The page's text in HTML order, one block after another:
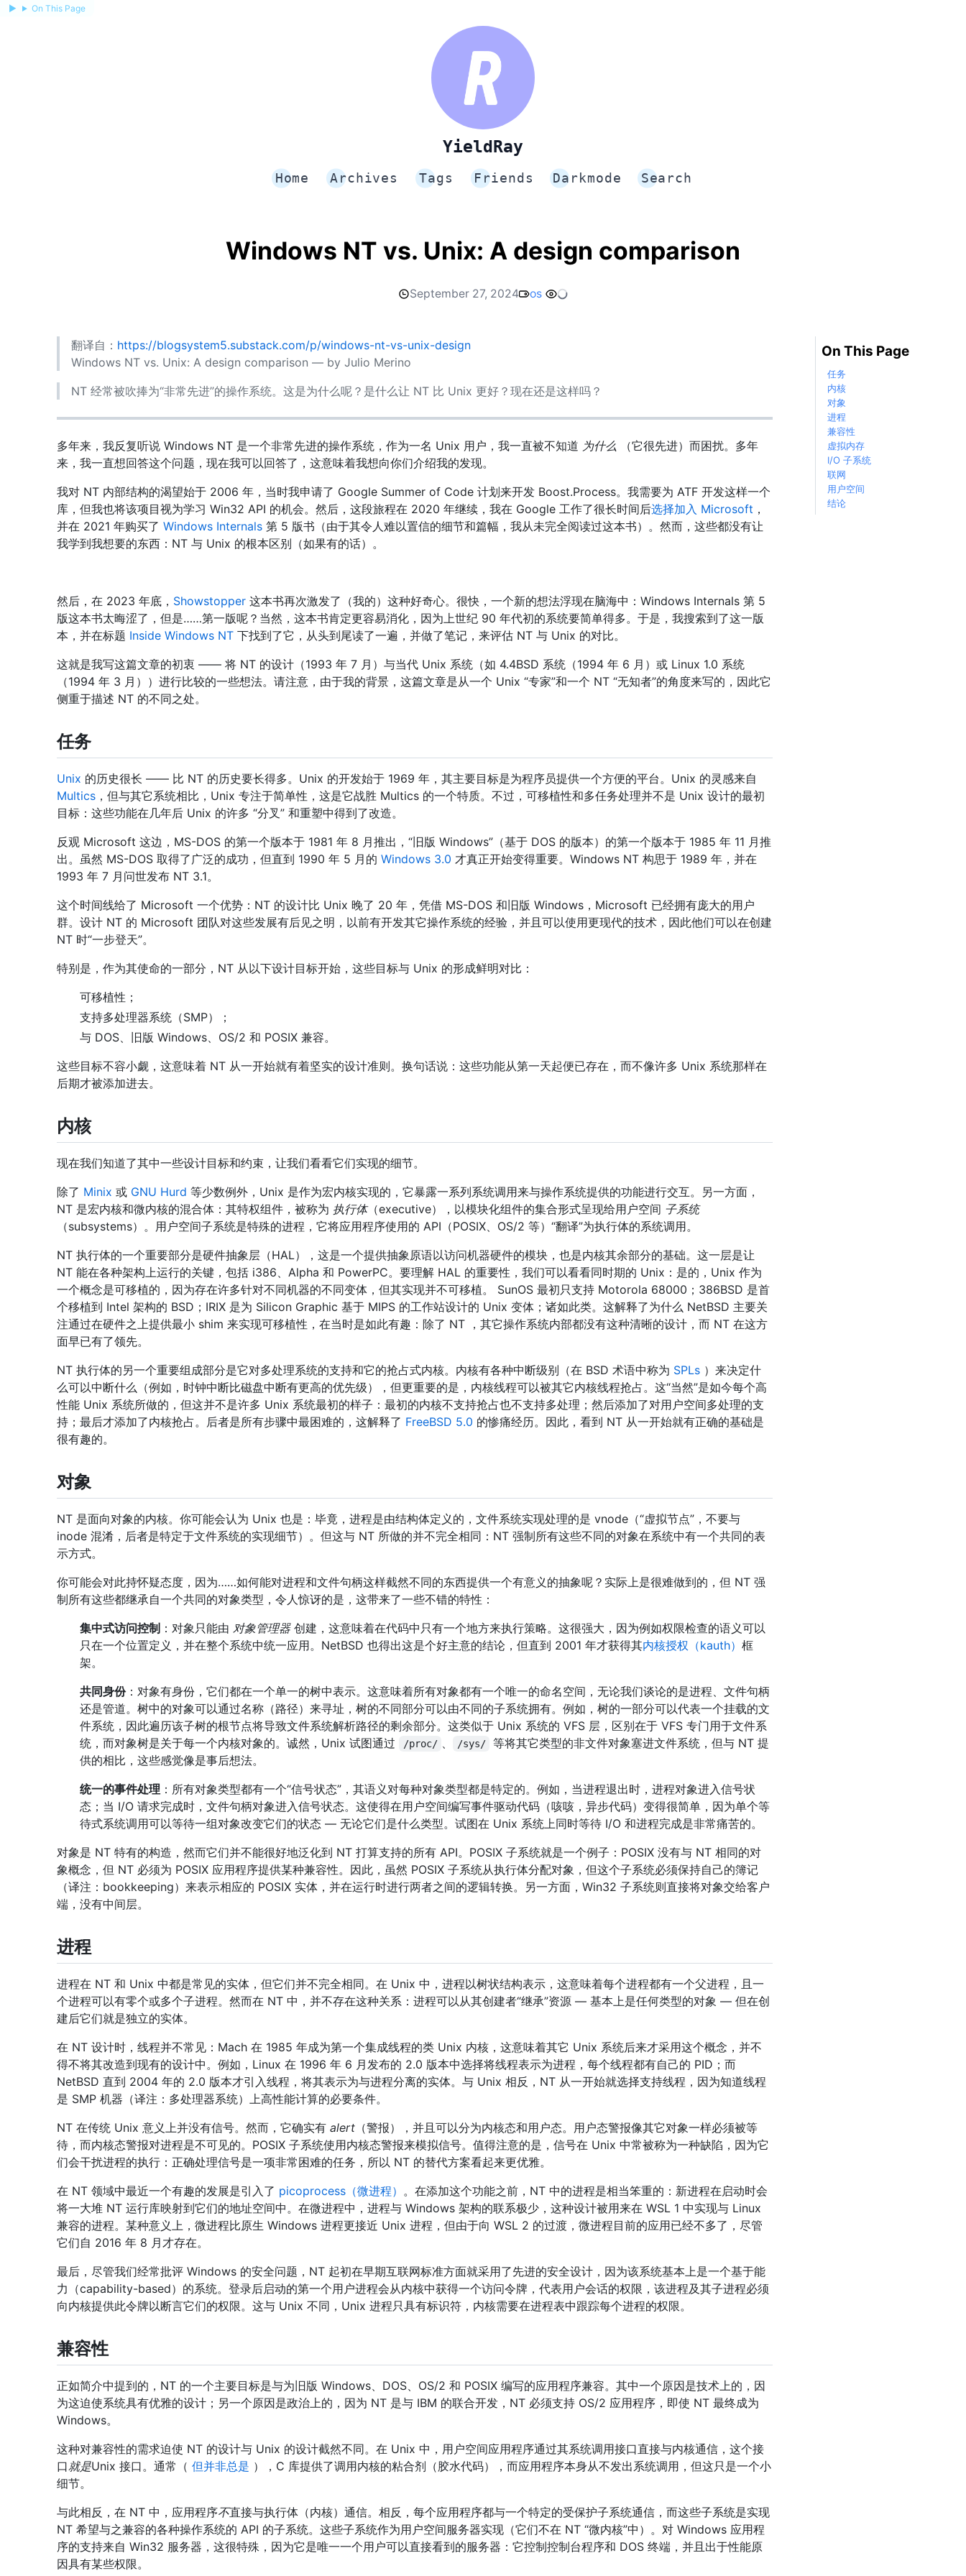
YieldRay
Home Archives Tags Friends Darkmode Search
Windows NT vs. Unix: A design comparison
September 27, 2024 os
翻译自： https://blogsystem5.substack.com/p/windows-nt-vs-unix-design
Windows NT vs. Unix: A design comparison — by Julio Merino
NT 经常被吹捧为“非常先进”的操作系统。这是为什么呢？是什么让 NT 比 Unix 更好？现在还是这样吗？
多年来，我反复听说 Windows NT 是一个非常先进的操作系统，作为一名 Unix 用户，我一直被不知道 为什么 （它很先进）而困扰。多年
来，我一直想回答这个问题，现在我可以回答了，这意味着我想向你们介绍我的发现。
我对 NT 内部结构的渴望始于 2006 年，当时我申请了 Google Summer of Code 计划来开发 Boost.Process。我需要为 ATF 开发这样一个
库，但我也将该项目视为学习 Win32 API 的机会。然后，这段旅程在 2020 年继续，我在 Google 工作了很长时间后选择加入 Microsoft ，
并在 2021 年购买了Windows Internals 第 5 版书（由于其令人难以置信的细节和篇幅，我从未完全阅读过这本书）。然而，这些都没有让
我学到我想要的东西：NT 与 Unix 的根本区别（如果有的话）。
然后，在 2023 年底， Showstopper 这本书再次激发了（我的）这种好奇心。很快，一个新的想法浮现在脑海中：Windows Internals 第 5
版这本书太晦涩了，但是……第一版呢？当然，这本书肯定更容易消化，因为上世纪 90 年代初的系统要简单得多。于是，我搜索到了这一版
本，并在标题 Inside Windows NT 下找到了它，从头到尾读了一遍，并做了笔记，来评估 NT 与 Unix 的对比。
这就是我写这篇文章的初衷 —— 将 NT 的设计（1993 年 7 月）与当代 Unix 系统（如 4.4BSD 系统（1994 年 6 月）或 Linux 1.0 系统
（1994 年 3 月））进行比较的一些想法。请注意，由于我的背景，这篇文章是从一个 Unix “专家”和一个 NT “无知者”的角度来写的，因此它
侧重于描述 NT 的不同之处。
任务
Unix 的历史很长 —— 比 NT 的历史要长得多。Unix 的开发始于 1969 年，其主要目标是为程序员提供一个方便的平台。Unix 的灵感来自
Multics ，但与其它系统相比，Unix 专注于简单性，这是它战胜 Multics 的一个特质。不过，可移植性和多任务处理并不是 Unix 设计的最初
目标：这些功能在几年后 Unix 的许多 “分叉” 和重塑中得到了改造。
反观 Microsoft 这边，MS-DOS 的第一个版本于 1981 年 8 月推出，“旧版 Windows”（基于 DOS 的版本）的第一个版本于 1985 年 11 月推
出。虽然 MS-DOS 取得了广泛的成功，但直到 1990 年 5 月的Windows 3.0 才真正开始变得重要。Windows NT 构思于 1989 年，并在
1993 年 7 月问世发布 NT 3.1。
这个时间线给了 Microsoft 一个优势：NT 的设计比 Unix 晚了 20 年，凭借 MS-DOS 和旧版 Windows，Microsoft 已经拥有庞大的用户
群。设计 NT 的 Microsoft 团队对这些发展有后见之明，以前有开发其它操作系统的经验，并且可以使用更现代的技术，因此他们可以在创建
NT 时“一步登天”。
特别是，作为其使命的一部分，NT 从以下设计目标开始，这些目标与 Unix 的形成鲜明对比：
可移植性；
支持多处理器系统（SMP）；
与 DOS、旧版 Windows、OS/2 和 POSIX 兼容。
这些目标不容小觑，这意味着 NT 从一开始就有着坚实的设计准则。换句话说：这些功能从第一天起便已存在，而不像许多 Unix 系统那样在
后期才被添加进去。
内核
现在我们知道了其中一些设计目标和约束，让我们看看它们实现的细节。
除了 Minix 或 GNU Hurd 等少数例外，Unix 是作为宏内核实现的，它暴露一系列系统调用来与操作系统提供的功能进行交互。另一方面，
NT 是宏内核和微内核的混合体：其特权组件，被称为 执行体（executive），以模块化组件的集合形式呈现给用户空间 子系统
（subsystems）。用户空间子系统是特殊的进程，它将应用程序使用的 API（POSIX、OS/2 等）“翻译”为执行体的系统调用。
NT 执行体的一个重要部分是硬件抽象层（HAL），这是一个提供抽象原语以访问机器硬件的模块，也是内核其余部分的基础。这一层是让
NT 能在各种架构上运行的关键，包括 i386、Alpha 和 PowerPC。要理解 HAL 的重要性，我们可以看看同时期的 Unix：是的，Unix 作为
一个概念是可移植的，因为存在许多针对不同机器的不同变体，但其实现并不可移植。 SunOS 最初只支持 Motorola 68000；386BSD 是首
个移植到 Intel 架构的 BSD；IRIX 是为 Silicon Graphic 基于 MIPS 的工作站设计的 Unix 变体；诸如此类。这解释了为什么 NetBSD 主要关
注通过在硬件之上提供最小 shim 来实现可移植性，在当时是如此有趣：除了 NT ，其它操作系统内部都没有这种清晰的设计，而 NT 在这方
面早已有了领先。
NT 执行体的另一个重要组成部分是它对多处理系统的支持和它的抢占式内核。内核有各种中断级别（在 BSD 术语中称为 SPLs ）来决定什
么可以中断什么（例如，时钟中断比磁盘中断有更高的优先级），但更重要的是，内核线程可以被其它内核线程抢占。这“当然”是如今每个高
性能 Unix 系统所做的，但这并不是许多 Unix 系统最初的样子：最初的内核不支持抢占也不支持多处理；然后添加了对用户空间多处理的支
持；最后才添加了内核抢占。后者是所有步骤中最困难的，这解释了 FreeBSD 5.0 的惨痛经历。因此，看到 NT 从一开始就有正确的基础是
很有趣的。
对象
NT 是面向对象的内核。你可能会认为 Unix 也是：毕竟，进程是由结构体定义的，文件系统实现处理的是 vnode（“虚拟节点”，不要与
inode 混淆，后者是特定于文件系统的实现细节）。但这与 NT 所做的并不完全相同：NT 强制所有这些不同的对象在系统中有一个共同的表
示方式。
你可能会对此持怀疑态度，因为……如何能对进程和文件句柄这样截然不同的东西提供一个有意义的抽象呢？实际上是很难做到的，但 NT 强
制所有这些都继承自一个共同的对象类型，令人惊讶的是，这带来了一些不错的特性：
集中式访问控制 ：对象只能由对象管理器创建，这意味着在代码中只有一个地方来执行策略。这很强大，因为例如权限检查的语义可以
只在一个位置定义，并在整个系统中统一应用。NetBSD 也得出这是个好主意的结论，但直到 2001 年才获得其内核授权（kauth）框
架。
共同身份：对象有身份，它们都在一个单一的树中表示。这意味着所有对象都有一个唯一的命名空间，无论我们谈论的是进程、文件句柄
还是管道。树中的对象可以通过名称（路径）来寻址，树的不同部分可以由不同的子系统拥有。例如，树的一部分可以代表一个挂载的文
件系统，因此遍历该子树的根节点将导致文件系统解析路径的剩余部分。这类似于 Unix 系统的 VFS 层，区别在于 VFS 专门用于文件系
统，而对象树是关于每一个内核对象的。诚然，Unix 试图通过
/proc/ 、 /sys/
等将其它类型的非文件对象塞进文件系统，但与 NT 提
供的相比，这些感觉像是事后想法。
统一的事件处理 ：所有对象类型都有一个“信号状态”，其语义对每种对象类型都是特定的。例如，当进程退出时，进程对象进入信号状
态；当 I/O 请求完成时，文件句柄对象进入信号状态。这使得在用户空间编写事件驱动代码（咳咳，异步代码）变得很简单，因为单个等
待式系统调用可以等待一组对象改变它们的状态 — 无论它们是什么类型。试图在 Unix 系统上同时等待 I/O 和进程完成是非常痛苦的。
对象是 NT 特有的构造，然而它们并不能很好地泛化到 NT 打算支持的所有 API。POSIX 子系统就是一个例子：POSIX 没有与 NT 相同的对
象概念，但 NT 必须为 POSIX 应用程序提供某种兼容性。因此，虽然 POSIX 子系统从执行体分配对象，但这个子系统必须保持自己的簿记
（译注：bookkeeping）来表示相应的 POSIX 实体，并在运行时进行两者之间的逻辑转换。另一方面，Win32 子系统则直接将对象交给客户
端，没有中间层。
进程
进程在 NT 和 Unix 中都是常见的实体，但它们并不完全相同。在 Unix 中，进程以树状结构表示，这意味着每个进程都有一个父进程，且一
个进程可以有零个或多个子进程。然而在 NT 中，并不存在这种关系：进程可以从其创建者“继承”资源 — 基本上是任何类型的对象 — 但在创
建后它们就是独立的实体。
在 NT 设计时，线程并不常见：Mach 在 1985 年成为第一个集成线程的类 Unix 内核，这意味着其它 Unix 系统后来才采用这个概念，并不
得不将其改造到现有的设计中。例如，Linux 在 1996 年 6 月发布的 2.0 版本中选择将线程表示为进程，每个线程都有自己的 PID；而
NetBSD 直到 2004 年的 2.0 版本才引入线程，将其表示为与进程分离的实体。与 Unix 相反，NT 从一开始就选择支持线程，因为知道线程
是 SMP 机器（译注：多处理器系统）上高性能计算的必要条件。
NT 在传统 Unix 意义上并没有信号。然而，它确实有alert （警报），并且可以分为内核态和用户态。用户态警报像其它对象一样必须被等
待，而内核态警报对进程是不可见的。POSIX 子系统使用内核态警报来模拟信号。值得注意的是，信号在 Unix 中常被称为一种缺陷，因为它
们会干扰进程的执行：正确处理信号是一项非常困难的任务，所以 NT 的替代方案看起来更优雅。
在 NT 领域中最近一个有趣的发展是引入了 picoprocess（微进程） 。在添加这个功能之前，NT 中的进程是相当笨重的：新进程在启动时会
将一大堆 NT 运行库映射到它们的地址空间中。在微进程中，进程与 Windows 架构的联系极少，这种设计被用来在 WSL 1 中实现与 Linux
兼容的进程。某种意义上，微进程比原生 Windows 进程更接近 Unix 进程，但由于向 WSL 2 的过渡，微进程目前的应用已经不多了，尽管
它们自 2016 年 8 月才存在。
最后，尽管我们经常批评 Windows 的安全问题，NT 起初在早期互联网标准方面就采用了先进的安全设计，因为该系统基本上是一个基于能
力（capability-based）的系统。登录后启动的第一个用户进程会从内核中获得一个访问令牌，代表用户会话的权限，该进程及其子进程必须
向内核提供此令牌以断言它们的权限。这与 Unix 不同，Unix 进程只具有标识符，内核需要在进程表中跟踪每个进程的权限。
兼容性
正如简介中提到的，NT 的一个主要目标是与为旧版 Windows、DOS、OS/2 和 POSIX 编写的应用程序兼容。其中一个原因是技术上的，因
为这迫使系统具有优雅的设计；另一个原因是政治上的，因为 NT 是与 IBM 的联合开发，NT 必须支持 OS/2 应用程序，即使 NT 最终成为
Windows。
这种对兼容性的需求迫使 NT 的设计与 Unix 的设计截然不同。在 Unix 中，用户空间应用程序通过其系统调用接口直接与内核通信，这个接
口就是Unix 接口。通常（但并非总是 ），C 库提供了调用内核的粘合剂（胶水代码），而应用程序本身从不发出系统调用，但这只是一个小
细节。
与此相反，在 NT 中，应用程序不直接与执行体（内核）通信。相反，每个应用程序都与一个特定的受保护子系统通信，而这些子系统是实现
NT 希望与之兼容的各种操作系统的 API 的子系统。这些子系统作为用户空间服务器实现（它们不在 NT “微内核”中）。对 Windows 应用程
序的支持来自 Win32 服务器，这很特殊，因为它是唯一一个用户可以直接看到的服务器：它控制控制台程序和 DOS 终端，并且出于性能原
因具有某些权限。
On This Page
任务
内核
对象
进程
兼容性
虚拟内存
I/O 子系统
联网
用户空间
结论
On This Page